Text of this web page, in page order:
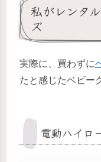
私がレンタ
ズ
実際に、買わずに
たと感じたベビー
電動ハイロ